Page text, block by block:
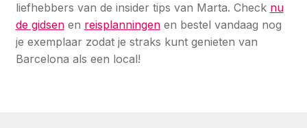
liefhebbers van de insider tips van Marta. Check nu
de gidsenen reisplanningenen bestel vandaag nog
je exemplaar zodat je straks kunt genieten van
Barcelona als een local!